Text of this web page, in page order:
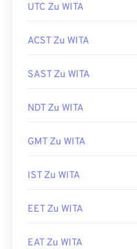
UTC Zu WITA
ACST Zu WITA
SAST Zu WITA
NDT Zu WITA
GMT Zu WITA
IST Zu WITA
EET Zu WITA
EAT Zu WITA